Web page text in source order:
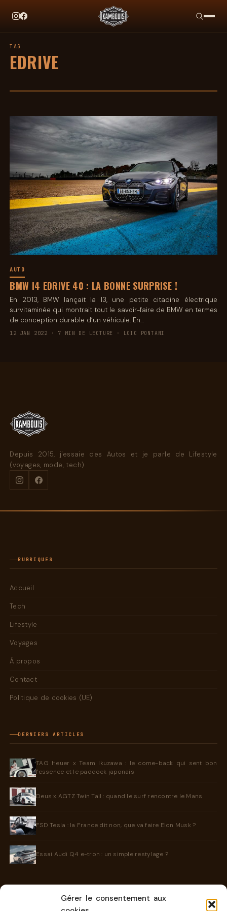
Gérer le consentement aux
TAG HEUER X TEAM IKUZAWA : LE COME-BACK QUI
TAG
EDRIVE
AUTO
BMW I4 EDRIVE 40 : LA BONNE SURPRISE !
En 2013, BMW lançait la I3, une petite citadine électrique
survitaminée qui montrait tout le savoir-faire de BMW en termes
de conception durable d’un véhicule. En…
12 JAN 2022 · 7 MIN DE LECTURE · LOÏC PONTANI
Depuis 2015, j'essaie des Autos et je parle de Lifestyle
(voyages, mode, tech)
RUBRIQUES
Accueil
Tech
Lifestyle
Voyages
À propos
Contact
Politique de cookies (UE)
DERNIERS ARTICLES
TAG Heuer x Team Ikuzawa : le come-back qui sent bon
l'essence et le paddock japonais
Deus x AGTZ Twin Tail : quand le surf rencontre le Mans
FSD Tesla : la France dit non, que va faire Elon Musk ?
Essai Audi Q4 e-tron : un simple restylage ?
INFORMATIONS